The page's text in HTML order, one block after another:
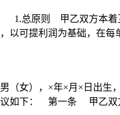
总原则 甲乙双方本着互
以可提利润为基础，在每
（女），×年×月×日出
议如下： 第一条 甲乙双